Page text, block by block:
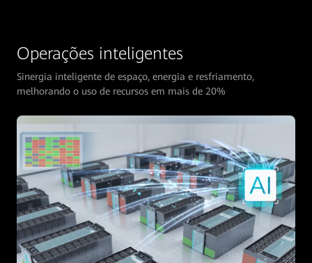
Operações inteligentes
Sinergia inteligente de espaço, energia e resfriamento,
melhorando o uso de recursos em mais de 20%